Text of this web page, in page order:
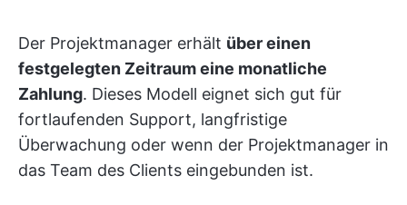
Der Projektmanager erhält über einen
festgelegten Zeitraum eine monatliche
Zahlung. Dieses Modell eignet sich gut für
fortlaufenden Support, langfristige
Überwachung oder wenn der Projektmanager in
das Team des Clients eingebunden ist.